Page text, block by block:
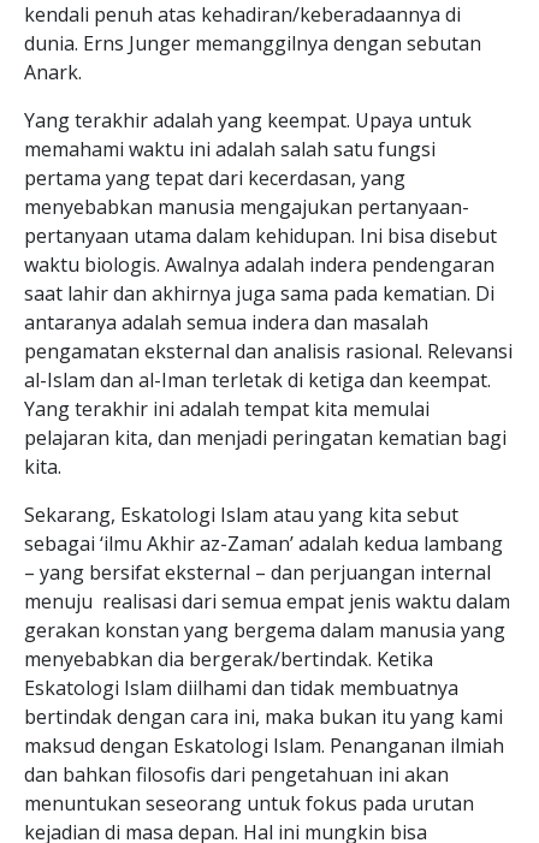
kendali penuh atas kehadiran/keberadaannya di
dunia. Erns Junger memanggilnya dengan sebutan
Anark.
Yang terakhir adalah yang keempat. Upaya untuk
memahami waktu ini adalah salah satu fungsi
pertama yang tepat dari kecerdasan, yang
menyebabkan manusia mengajukan pertanyaan-
pertanyaan utama dalam kehidupan. Ini bisa disebut
waktu biologis. Awalnya adalah indera pendengaran
saat lahir dan akhirnya juga sama pada kematian. Di
antaranya adalah semua indera dan masalah
pengamatan eksternal dan analisis rasional. Relevansi
al-Islam dan al-Iman terletak di ketiga dan keempat.
Yang terakhir ini adalah tempat kita memulai
pelajaran kita, dan menjadi peringatan kematian bagi
kita.
Sekarang, Eskatologi Islam atau yang kita sebut
sebagai ‘ilmu Akhir az-Zaman’ adalah kedua lambang
– yang bersifat eksternal – dan perjuangan internal
menuju realisasi dari semua empat jenis waktu dalam
gerakan konstan yang bergema dalam manusia yang
menyebabkan dia bergerak/bertindak. Ketika
Eskatologi Islam diilhami dan tidak membuatnya
bertindak dengan cara ini, maka bukan itu yang kami
maksud dengan Eskatologi Islam. Penanganan ilmiah
dan bahkan filosofis dari pengetahuan ini akan
menuntukan seseorang untuk fokus pada urutan
kejadian di masa depan. Hal ini mungkin bisa